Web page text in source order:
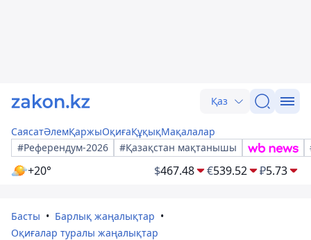
Қаз
СаясатӘлемҚаржыОқиғаҚұқықМақалалар
#Референдум-2026
#Қазақстан мақтанышы
+20° $467.48 €539.52 ₽5.73
Басты
Барлық жаңалықтар
Оқиғалар туралы жаңалықтар